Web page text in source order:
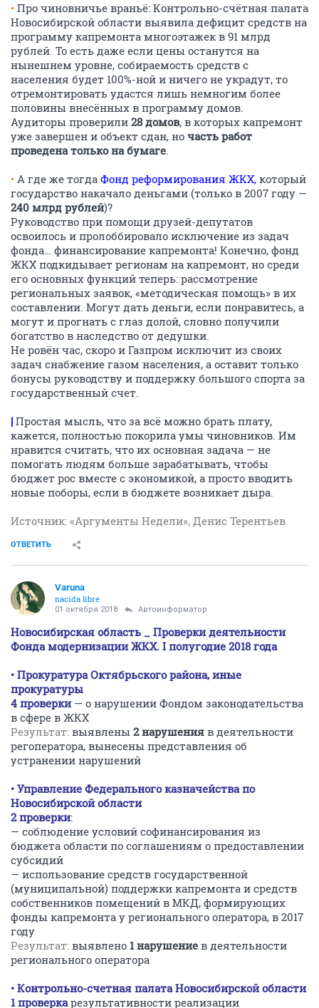
• Про чиновничье враньё: Контрольно-счётная палата
Новосибирской области выявила дефицит средств на
программу капремонта многоэтажек в 91 млрд
рублей. То есть даже если цены останутся на
нынешнем уровне, собираемость средств с
населения будет 100%-ной и ничего не украдут, то
отремонтировать удастся лишь немногим более
половины внесённых в программу домов.
Аудиторы проверили 28 домов, в которых капремонт
уже завершен и объект сдан, но часть работ
проведена только на бумаге.
• А где же тогда Фонд реформирования ЖКХ, который
государство накачало деньгами (только в 2007 году —
240 млрд рублей)?
Руководство при помощи друзей-депутатов
освоилось и пролоббировало исключение из задач
фонда… финансирование капремонта! Конечно, фонд
ЖКХ подкидывает регионам на капремонт, но среди
его основных функций теперь: рассмотрение
региональных заявок, «методическая помощь» в их
составлении. Могут дать деньги, если понравитесь, а
могут и прогнать с глаз долой, словно получили
богатство в наследство от дедушки.
Не ровён час, скоро и Газпром исключит из своих
задач снабжение газом населения, а оставит только
бонусы руководству и поддержку большого спорта за
государственный счет.
| Простая мысль, что за всё можно брать плату,
кажется, полностью покорила умы чиновников. Им
нравится считать, что их основная задача — не
помогать людям больше зарабатывать, чтобы
бюджет рос вместе с экономикой, а просто вводить
новые поборы, если в бюджете возникает дыра.
Источник: «Аргументы Недели», Денис Терентьев
ОТВЕТИТЬ
Varuna
nacida libre
01 октября 2018 Автоинформатор
Новосибирская область _ Проверки деятельности
Фонда модернизации ЖКХ. I полугодие 2018 года
• Прокуратура Октябрьского района, иные
прокуратуры
4 проверки— о нарушении Фондом законодательства
в сфере в ЖКХ
Результат: выявлены 2 нарушения в деятельности
регоператора, вынесены представления об
устранении нарушений
• Управление Федерального казначейства по
Новосибирской области
2 проверки:
— соблюдение условий софинансирования из
бюджета области по соглашениям о предоставлении
субсидий
— использование средств государственной
(муниципальной) поддержки капремонта и средств
собственников помещений в МКД, формирующих
фонды капремонта у регионального оператора, в 2017
году
Результат: выявлено 1 нарушение в деятельности
регионального оператора
• Контрольно-счетная палата Новосибирской области
1 проверкарезультативности реализации